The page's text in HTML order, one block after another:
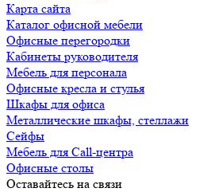
Карта сайта
Каталог офисной мебели
Офисные перегородки
Кабинеты руководителя
Мебель для персонала
Офисные кресла и стулья
Шкафы для офиса
Металлические шкафы, стеллажи
Сейфы
Мебель для Call-центра
Офисные столы
Оставайтесь на связи